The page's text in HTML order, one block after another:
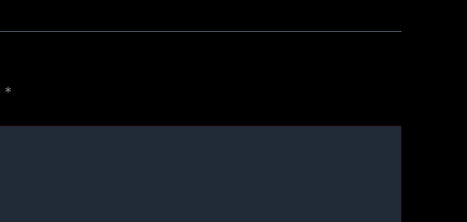
*